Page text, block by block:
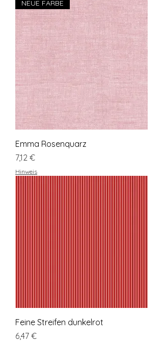
NEUE FARBE
Emma Rosenquarz
Preis
7,12 €
Hinweis
Feine Streifen dunkelrot
Preis
6,47 €